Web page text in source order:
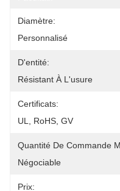
Diamètre:
Personnalisé
D'entité:
Résistant À L'usure
Certificats:
UL, RoHS, GV
Quantité De Commande
Négociable
Prix: